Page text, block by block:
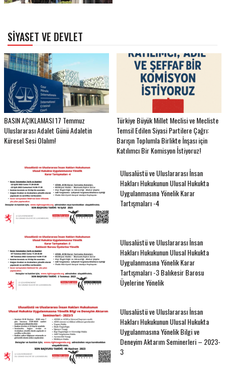
SIYASET VE DEVLET
BASIN AÇIKLAMASI 17 Temmuz
Uluslararası Adalet Günü Adaletin
Küresel Sesi Olalım!
Türkiye Büyük Millet Meclisi ve Mecliste
Temsil Edilen Siyasi Partilere Çağrı:
Barışın Toplumla Birlikte İnşası için
Katılımcı Bir Komisyon İstiyoruz!
Ulusalüstü ve Uluslararası İnsan
Hakları Hukukunun Ulusal Hukukta
Uygulanmasına Yönelik Karar
Tartışmaları -4
Ulusalüstü ve Uluslararası İnsan
Hakları Hukukunun Ulusal Hukukta
Uygulanmasına Yönelik Karar
Tartışmaları -3 Balıkesir Barosu
Üyelerine Yönelik
Ulusalüstü ve Uluslararası İnsan
Hakları Hukukunun Ulusal Hukukta
Uygulanmasına Yönelik Bilgi ve
Deneyim Aktarım Seminerleri – 2023-
3